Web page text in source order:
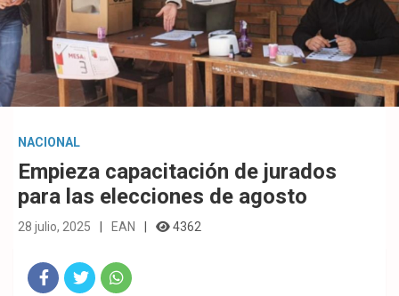
NACIONAL
Empieza capacitación de jurados
para las elecciones de agosto
28 julio, 2025 EAN 4362